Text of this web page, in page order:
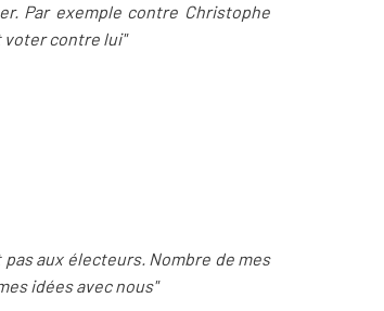
Par exemple contre Christophe
voter contre lui"
aux électeurs. Nombre de mes
idées avec nous"